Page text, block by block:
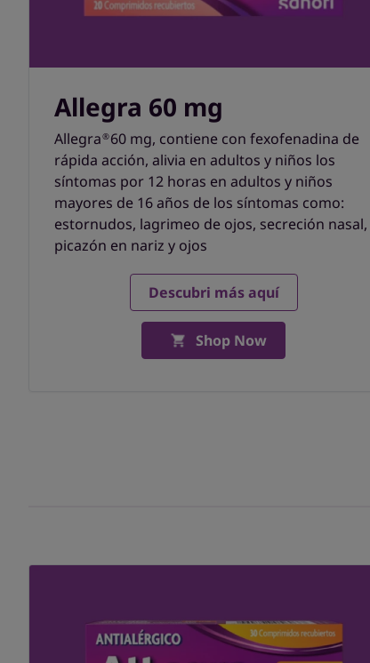
Allegra 60 mg
Allegra®60 mg, contiene con fexofenadina de
rápida acción, alivia en adultos y niños los
síntomas por 12 horas en adultos y niños
mayores de 16 años de los síntomas como:
estornudos, lagrimeo de ojos, secreción nasal,
picazón en nariz y ojos
Descubri más aquí
Shop Now